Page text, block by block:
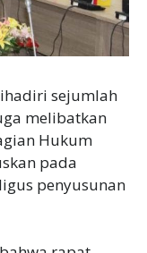
sejumlah
melibatkan
Hukum
pada
penyusunan